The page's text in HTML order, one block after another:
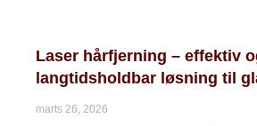
Laser hårfjerning – effektiv
langtidsholdbar løsning til
marts 26, 2026